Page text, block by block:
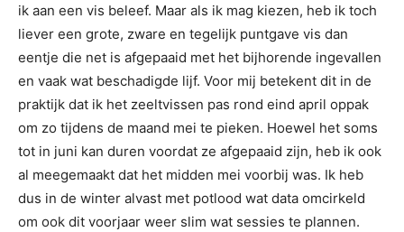
ik aan een vis beleef. Maar als ik mag kiezen, heb ik toch
liever een grote, zware en tegelijk puntgave vis dan
eentje die net is afgepaaid met het bijhorende ingevallen
en vaak wat beschadigde lijf. Voor mij betekent dit in de
praktijk dat ik het zeeltvissen pas rond eind april oppak
om zo tijdens de maand mei te pieken. Hoewel het soms
tot in juni kan duren voordat ze afgepaaid zijn, heb ik ook
al meegemaakt dat het midden mei voorbij was. Ik heb
dus in de winter alvast met potlood wat data omcirkeld
om ook dit voorjaar weer slim wat sessies te plannen.